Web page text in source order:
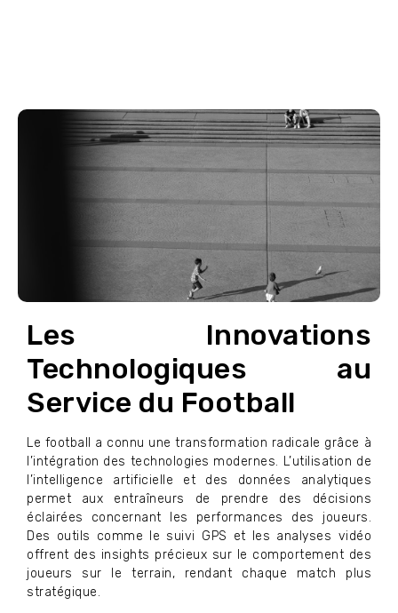
Les Innovations
Technologiques au
Service du Football
Le football a connu une transformation radicale grâce à
l’intégration des technologies modernes. L’utilisation de
l’intelligence artificielle et des données analytiques
permet aux entraîneurs de prendre des décisions
éclairées concernant les performances des joueurs.
Des outils comme le suivi GPS et les analyses vidéo
offrent des insights précieux sur le comportement des
joueurs sur le terrain, rendant chaque match plus
stratégique.